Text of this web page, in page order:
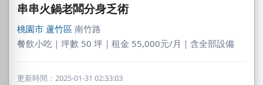
串串火鍋老闆分身乏術
桃園市 蘆竹區 南竹路
餐飲小吃｜坪數 50 坪｜租金 55,000元/月｜含全部設備
更新時間：2025-01-31 02:33:03